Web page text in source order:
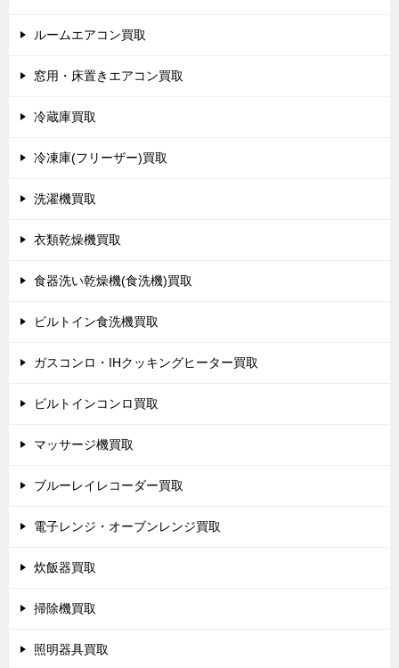
ルームエアコン買取
窓用・床置きエアコン買取
冷蔵庫買取
冷凍庫(フリーザー)買取
洗濯機買取
衣類乾燥機買取
食器洗い乾燥機(食洗機)買取
ビルトイン食洗機買取
ガスコンロ・IHクッキングヒーター買取
ビルトインコンロ買取
マッサージ機買取
ブルーレイレコーダー買取
電子レンジ・オーブンレンジ買取
炊飯器買取
掃除機買取
照明器具買取